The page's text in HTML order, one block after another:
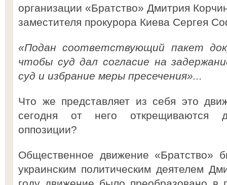
организации «Братство» Дмитрия
заместителя прокурора Киева Сергея
«Подан соответствующий пакет
чтобы суд дал согласие на
суд и избрание меры пресечения»...
Что же представляет из себя это
сегодня от него открещиваются
оппозиции?
Общественное движение «Братство»
украинским политическим деятелем